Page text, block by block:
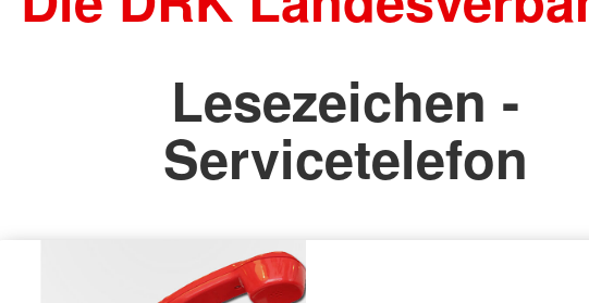
Lesezeichen -
Servicetelefon